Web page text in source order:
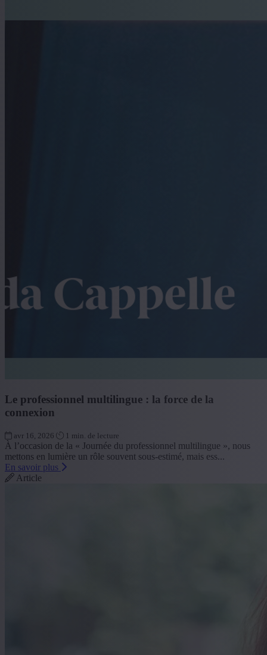
Le professionnel multilingue : la force de la
connexion
avr 16, 2026 1 min. de lecture
À l’occasion de la « Journée du professionnel multilingue », nous
mettons en lumière un rôle souvent sous-estimé, mais ess...
En savoir plus
Article